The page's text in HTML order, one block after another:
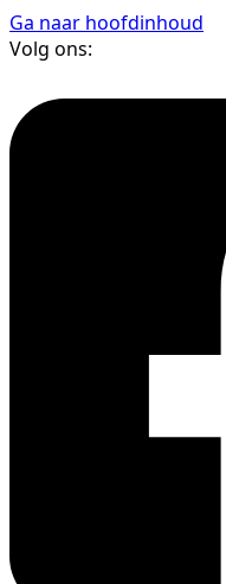
Ga naar hoofdinhoud
Volg ons: